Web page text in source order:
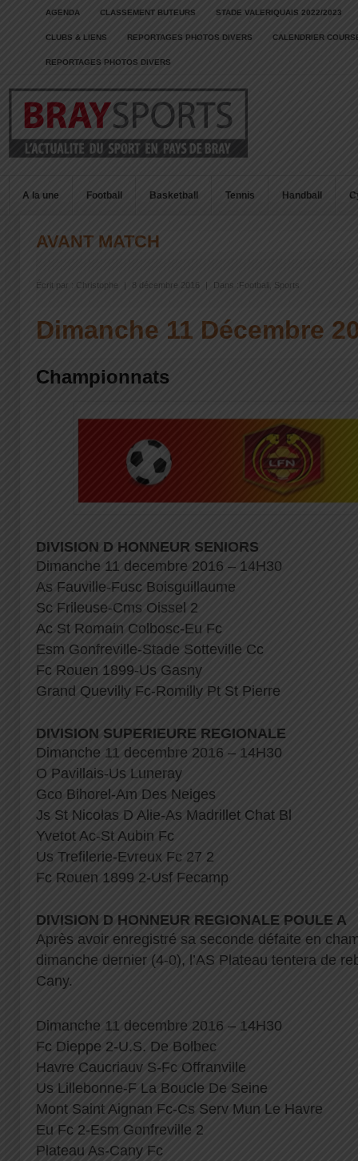
AGENDA CLASSEMENT BUTEURS STADE VALERIQUAIS 2022/2023
CLUBS & LIENS REPORTAGES PHOTOS DIVERS CALENDRIER
REPORTAGES PHOTOS DIVERS
A la une Football Basketball Tennis Handball
AVANT MATCH
Écrit par : Christophe 8 décembre 2016 | Dans : Football Sports
Dimanche 11 Décembre
Championnats
DIVISION D HONNEUR SENIORS
Dimanche 11 decembre 2016 – 14H30
As Fauville-Fusc Boisguillaume
Sc Frileuse-Cms Oissel 2
Ac St Romain Colbosc-Eu Fc
Esm Gonfreville-Stade Sotteville Cc
Fc Rouen 1899-Us Gasny
Grand Quevilly Fc-Romilly Pt St Pierre
DIVISION SUPERIEURE REGIONALE
Dimanche 11 decembre 2016 – 14H30
O Pavillais-Us Luneray
Gco Bihorel-Am Des Neiges
Js St Nicolas D Alie-As Madrillet Chat Bl
Yvetot Ac-St Aubin Fc
Us Trefilerie-Evreux Fc 27 2
Fc Rouen 1899 2-Usf Fecamp
DIVISION D HONNEUR REGIONALE POULE A
Après avoir enregistré sa seconde défaite en
dimanche dernier (4-0), l’AS Plateau tentera de
Cany.
Dimanche 11 decembre 2016 – 14H30
Fc Dieppe 2-U.S. De Bolbec
Havre Caucriauv S-Fc Offranville
Us Lillebonne-F La Boucle De Seine
Mont Saint Aignan Fc-Cs Serv Mun Le Havre
Eu Fc 2-Esm Gonfreville 2
Plateau As-Cany Fc